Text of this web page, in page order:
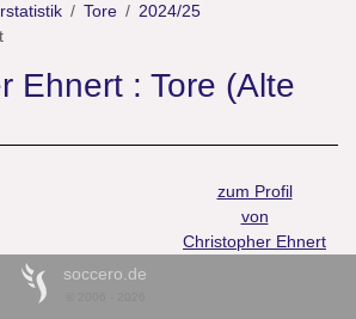
Tore
2024/25
Ehnert : Tore (Alte
zum Profil
von
Christopher Ehnert
soccero.de